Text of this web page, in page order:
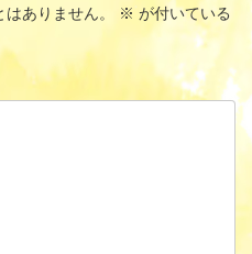
ありません。 ※が付いている